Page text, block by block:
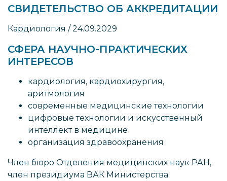
СВИДЕТЕЛЬСТВО ОБ АККРЕДИТАЦИИ
Кардиология / 24.09.2029
СФЕРА НАУЧНО-ПРАКТИЧЕСКИХ
ИНТЕРЕСОВ
кардиология, кардиохирургия,
аритмология
современные медицинские технологии
цифровые технологии и искусственный
интеллект в медицине
организация здравоохранения
Член бюро Отделения медицинских наук РАН,
член президиума ВАК Министерства